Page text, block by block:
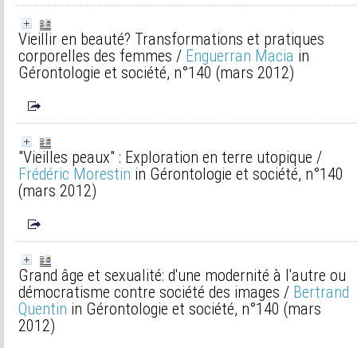
Vieillir en beauté? Transformations et pratiques
corporelles des femmes / Enguerran Macia in
Gérontologie et société, n°140 (mars 2012)
"Vieilles peaux" : Exploration en terre utopique /
Frédéric Morestin in Gérontologie et société, n°140
(mars 2012)
Grand âge et sexualité: d'une modernité à l'autre ou
démocratisme contre société des images / Bertrand
Quentin in Gérontologie et société, n°140 (mars
2012)